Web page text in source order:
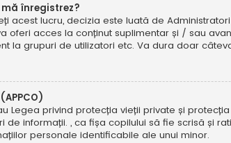
înregistrez?
acest lucru, decizia este luată de
oferi acces la conținut suplimentar și / sau
la grupuri de utilizatori etc. Va dura doar
Legea privind protecția vieții private și
de informații. , ca fișa copilului să fie scrisă și
personale identificabile ale unui minor.